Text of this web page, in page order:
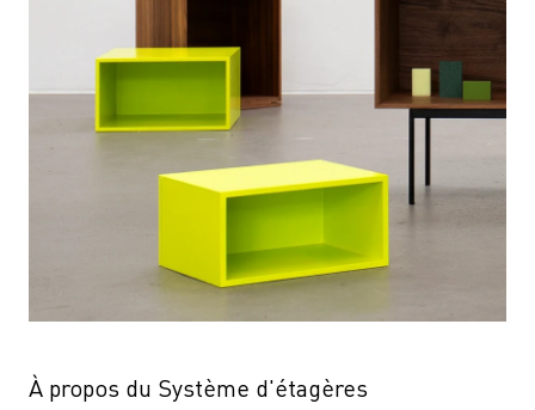
À propos du Système d'étagères